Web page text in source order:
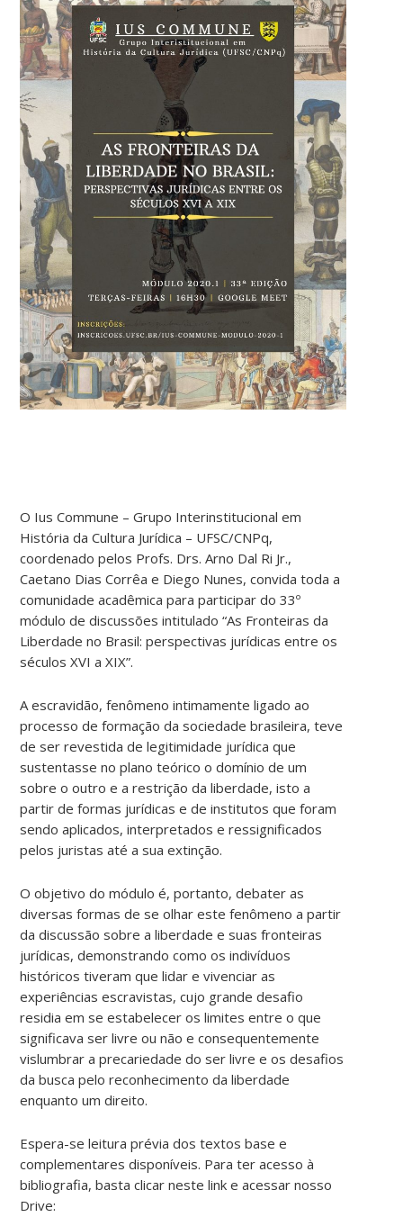
O Ius Commune – Grupo Interinstitucional em
História da Cultura Jurídica – UFSC/CNPq,
coordenado pelos Profs. Drs. Arno Dal Ri Jr.,
Caetano Dias Corrêa e Diego Nunes, convida toda a
comunidade acadêmica para participar do 33º
módulo de discussões intitulado “As Fronteiras da
Liberdade no Brasil: perspectivas jurídicas entre os
séculos XVI a XIX”.
A escravidão, fenômeno intimamente ligado ao
processo de formação da sociedade brasileira, teve
de ser revestida de legitimidade jurídica que
sustentasse no plano teórico o domínio de um
sobre o outro e a restrição da liberdade, isto a
partir de formas jurídicas e de institutos que foram
sendo aplicados, interpretados e ressignificados
pelos juristas até a sua extinção.
O objetivo do módulo é, portanto, debater as
diversas formas de se olhar este fenômeno a partir
da discussão sobre a liberdade e suas fronteiras
jurídicas, demonstrando como os indivíduos
históricos tiveram que lidar e vivenciar as
experiências escravistas, cujo grande desafio
residia em se estabelecer os limites entre o que
significava ser livre ou não e consequentemente
vislumbrar a precariedade do ser livre e os desafios
da busca pelo reconhecimento da liberdade
enquanto um direito.
Espera-se leitura prévia dos textos base e
complementares disponíveis. Para ter acesso à
bibliografia, basta clicar neste link e acessar nosso
Drive: